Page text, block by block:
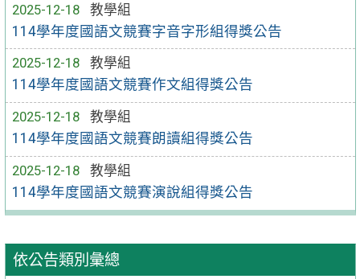
2025-12-18
教學組
114學年度國語文競賽字音字形組得獎公告
2025-12-18
教學組
114學年度國語文競賽作文組得獎公告
2025-12-18
教學組
114學年度國語文競賽朗讀組得獎公告
2025-12-18
教學組
114學年度國語文競賽演說組得獎公告
依公告類別彙總